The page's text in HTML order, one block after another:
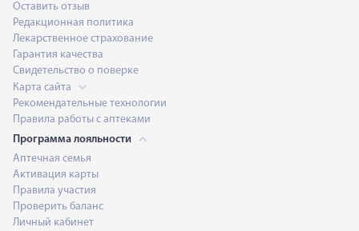
Оставить отзыв
Редакционная политика
Лекарственное страхование
Гарантия качества
Свидетельство о поверке
Карта сайта
Рекомендательные технологии
Правила работы с аптеками
Программа лояльности
Аптечная семья
Активация карты
Правила участия
Проверить баланс
Личный кабинет